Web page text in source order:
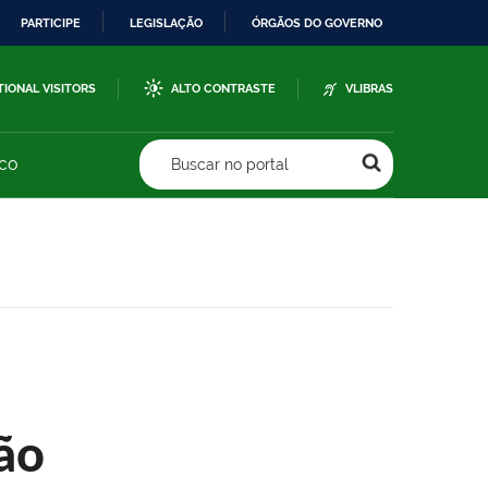
PARTICIPE LEGISLAÇÃO ÓRGÃOS DO GOVERNO
VISITORS ALTO CONTRASTE VLIBRAS
Buscar no portal